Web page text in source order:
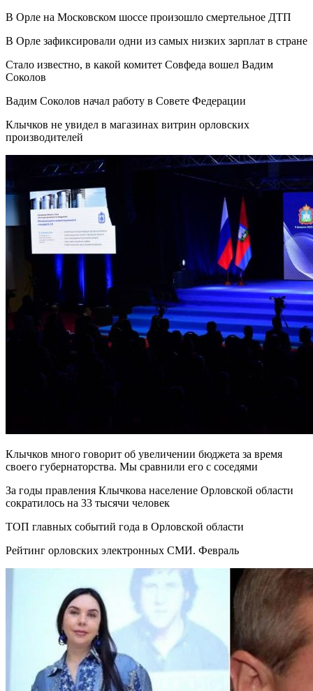
В Орле на Московском шоссе произошло смертельное ДТП
В Орле зафиксировали одни из самых низких зарплат в стране
Стало известно, в какой комитет Совфеда вошел Вадим
Соколов
Вадим Соколов начал работу в Совете Федерации
Клычков не увидел в магазинах витрин орловских
производителей
Клычков много говорит об увеличении бюджета за время
своего губернаторства. Мы сравнили его с соседями
За годы правления Клычкова население Орловской области
сократилось на 33 тысячи человек
ТОП главных событий года в Орловской области
Рейтинг орловских электронных СМИ. Февраль